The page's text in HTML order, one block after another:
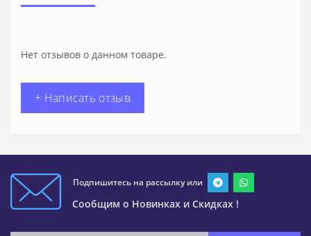
Нет отзывов о данном товаре.
+ Написать отзыв
Подпишитесь на рассылку или
Сообщим о Новинках и Скидках !